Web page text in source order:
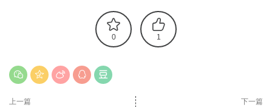
0 1
上一篇 下一篇